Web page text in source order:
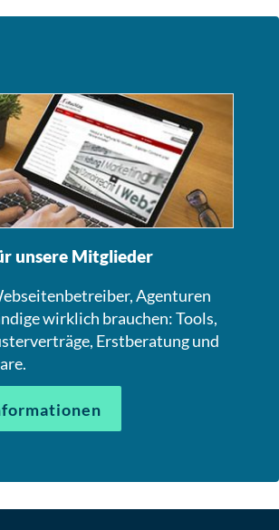
unsere Mitglieder
Agenturen
wirklich brauchen: Tools,
Erstberatung und